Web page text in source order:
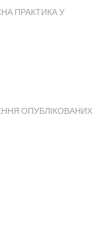
ПРАКТИКА У
ОПУБЛІКОВАНИХ